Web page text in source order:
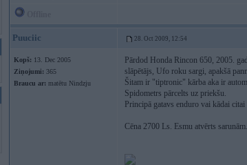
Puuciic 28. Oct 2009, 12:54
Kopš: 13. Dec 2005
Ziņojumi: 365
Braucu ar: matētu Nindzju
Pārdod Honda Rincon 650, 2005.
slāpētājs, Ufo roku sargi, apakšā
Šitam ir "tiptronic" kārba aka ir
Spidometrs pārcelts uz priekšu.
Principā gatavs enduro vai kādai
Cēna 2700 Ls. Esmu atvērts